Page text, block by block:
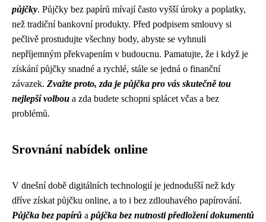
půjčky. Půjčky bez papírů mívají často vyšší úroky a poplatky,
než tradiční bankovní produkty. Před podpisem smlouvy si
pečlivě prostudujte všechny body, abyste se vyhnuli
nepříjemným překvapením v budoucnu. Pamatujte, že i když je
získání půjčky snadné a rychlé, stále se jedná o finanční
závazek. Zvažte proto, zda je půjčka pro vás skutečně tou
nejlepší volbou a zda budete schopni splácet včas a bez
problémů.
Srovnání nabídek online
V dnešní době digitálních technologií je jednodušší než kdy
dříve získat půjčku online, a to i bez zdlouhavého papírování.
Půjčka bez papírů a půjčka bez nutnosti předložení dokumentů